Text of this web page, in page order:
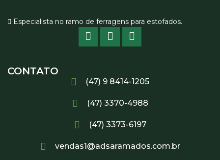
Especialista no ramo de ferragens para estofados.
CONTATO
(47) 9 8414-1205
(47) 3370-4988
(47) 3373-6197
vendas1@adsaramados.com.br